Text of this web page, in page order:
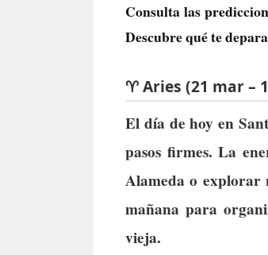
Consulta las
Descubre qué te
♈ Aries (21 mar –
El día de hoy en
pasos firmes. La
Alameda o explorar
mañana para
vieja.